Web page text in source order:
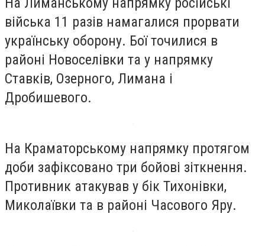
війська 11 разів намагалися прорвати
українську оборону. Бої точилися в
районі Новоселівки та у напрямку
Ставків, Озерного, Лимана і
Дробишевого.
На Краматорському напрямку протягом
доби зафіксовано три бойові зіткнення.
Противник атакував у бік Тихонівки,
Миколаївки та в районі Часового Яру.